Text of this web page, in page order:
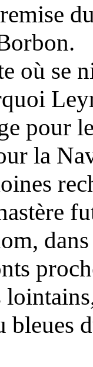
où se
pour
la
bleues